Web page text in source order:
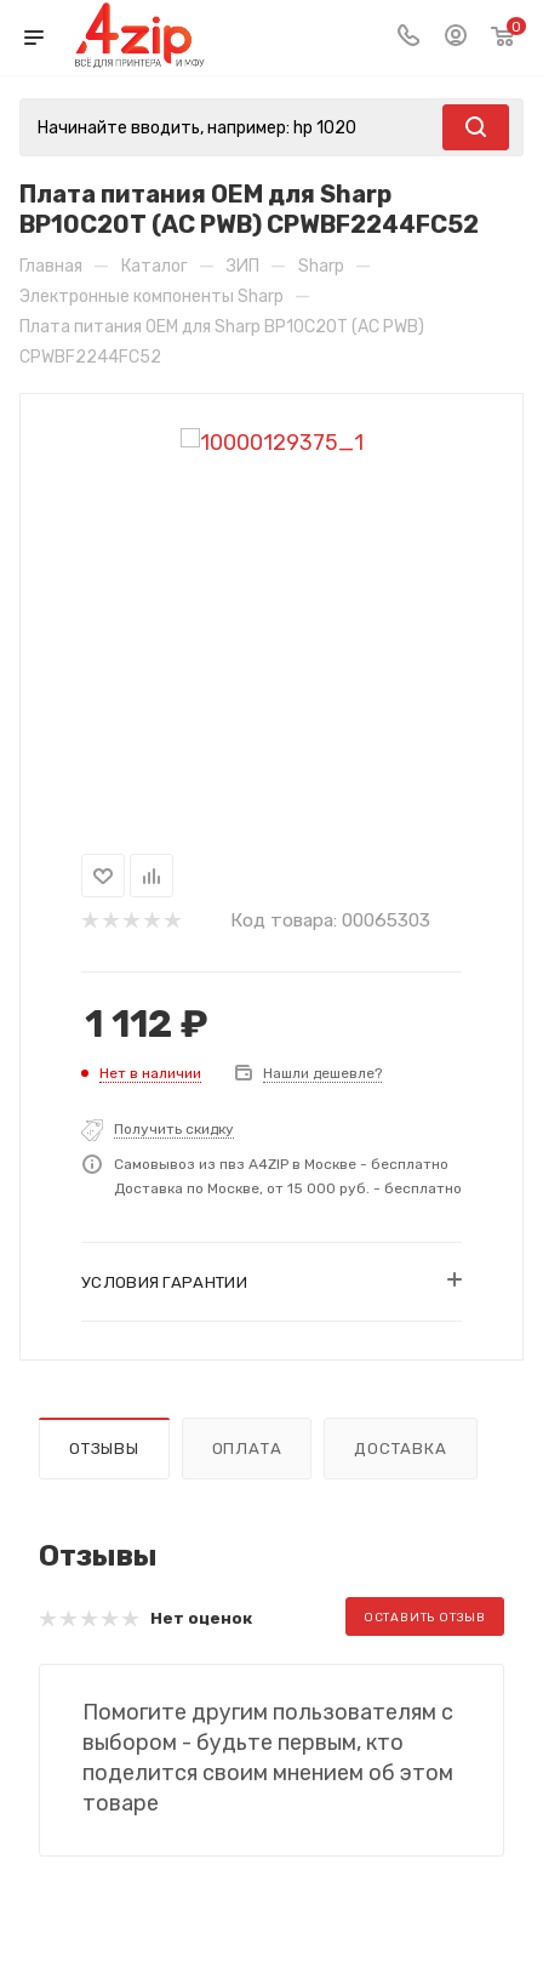
0
Плата питания OEM для Sharp
BP10C20T (AC PWB) CPWBF2244FC52
Главная — Каталог — ЗИП — Sharp —
Электронные компоненты Sharp —
Плата питания OEM для Sharp BP10C20T (AC PWB)
CPWBF2244FC52
Код товара: 00065303
1 112 ₽
Нет в наличии Нашли дешевле?
Получить скидку
Самовывоз из пвз A4ZIP в Москве - бесплатно
Доставка по Москве, от 15 000 руб. - бесплатно
УСЛОВИЯ ГАРАНТИИ
ОТЗЫВЫ ОПЛАТА ДОСТАВКА
Отзывы
Нет оценок ОСТАВИТЬ ОТЗЫВ
Помогите другим пользователям с
выбором - будьте первым, кто
поделится своим мнением об этом
товаре